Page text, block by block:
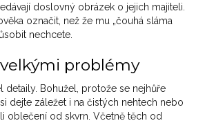
doslovný obrázek o jejich majiteli.
označit, než že mu „čouhá sláma
nechcete.
problémy
detaily. Bohužel, protože se nejhůře
dejte záležet i na čistých nehtech nebo
oblečení od skvrn. Včetně těch od